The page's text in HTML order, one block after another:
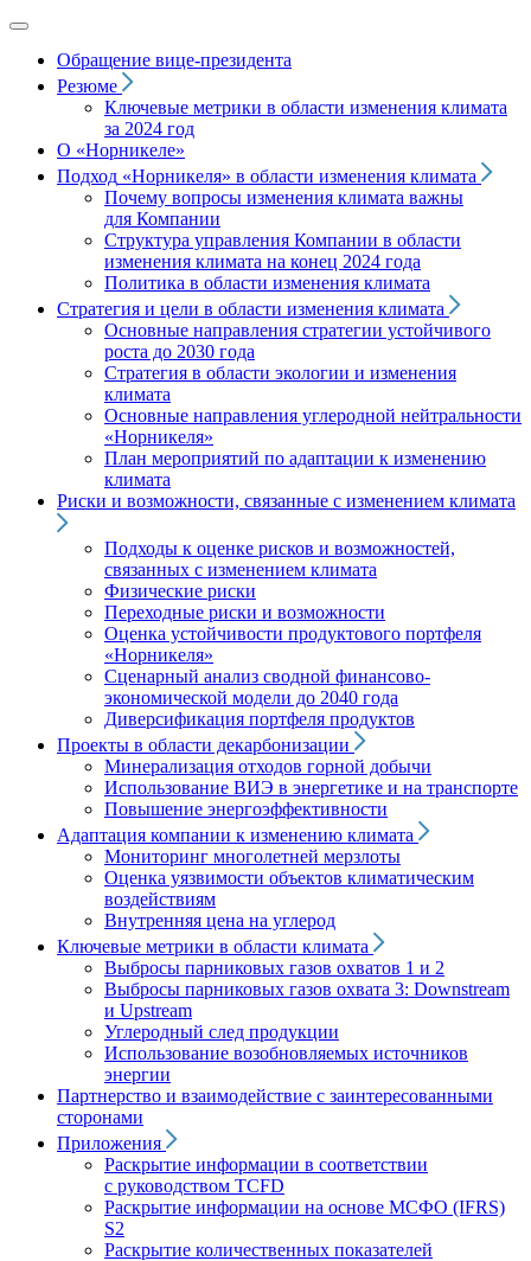
Обращение вице‑президента
Резюме
Ключевые метрики в области изменения климата
за 2024 год
О «Норникеле»
Подход «Норникеля» в области изменения климата
Почему вопросы изменения климата важны
для Компании
Структура управления Компании в области
изменения климата на конец 2024 года
Политика в области изменения климата
Стратегия и цели в области изменения климата
Основные направления стратегии устойчивого
роста до 2030 года
Стратегия в области экологии и изменения
климата
Основные направления углеродной нейтральности
«Норникеля»
План мероприятий по адаптации к изменению
климата
Риски и возможности, связанные с изменением климата
Подходы к оценке рисков и возможностей,
связанных с изменением климата
Физические риски
Переходные риски и возможности
Оценка устойчивости продуктового портфеля
«Норникеля»
Сценарный анализ сводной финансово-
экономической модели до 2040 года
Диверсификация портфеля продуктов
Проекты в области декарбонизации
Минерализация отходов горной добычи
Использование ВИЭ в энергетике и на транспорте
Повышение энергоэффективности
Адаптация компании к изменению климата
Мониторинг многолетней мерзлоты
Оценка уязвимости объектов климатическим
воздействиям
Внутренняя цена на углерод
Ключевые метрики в области климата
Выбросы парниковых газов охватов 1 и 2
Выбросы парниковых газов охвата 3: Downstream
и Upstream
Углеродный след продукции
Использование возобновляемых источников
энергии
Партнерство и взаимодействие с заинтересованными
сторонами
Приложения
Раскрытие информации в соответствии
с руководством TCFD
Раскрытие информации на основе МСФО (IFRS)
S2
Раскрытие количественных показателей